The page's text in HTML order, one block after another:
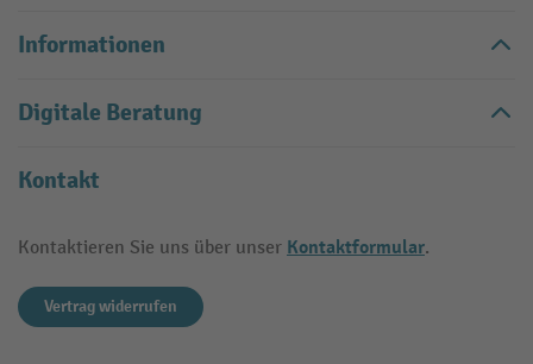
Informationen
Digitale Beratung
Kontakt
Kontaktieren Sie uns über unser Kontaktformular.
Vertrag widerrufen